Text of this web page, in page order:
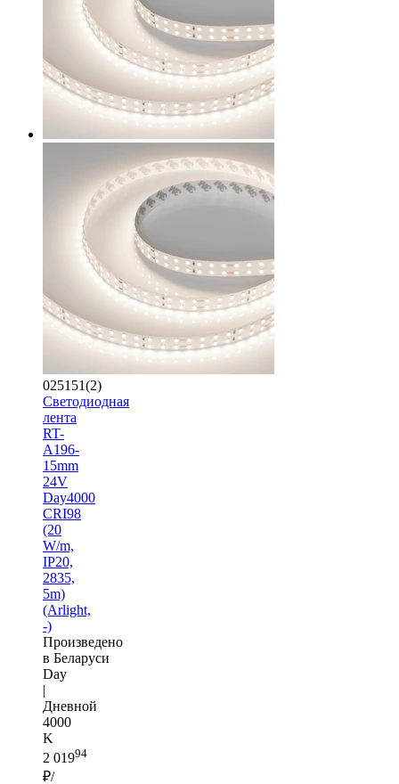
025151(2)
Светодиодная
лента
RT-
A196-
15mm
24V
Day4000
CRI98
(20
W/m,
IP20,
2835,
5m)
(Arlight,
-)
Произведено
в Беларуси
Day
|
Дневной
4000
K
2 01994
₽/